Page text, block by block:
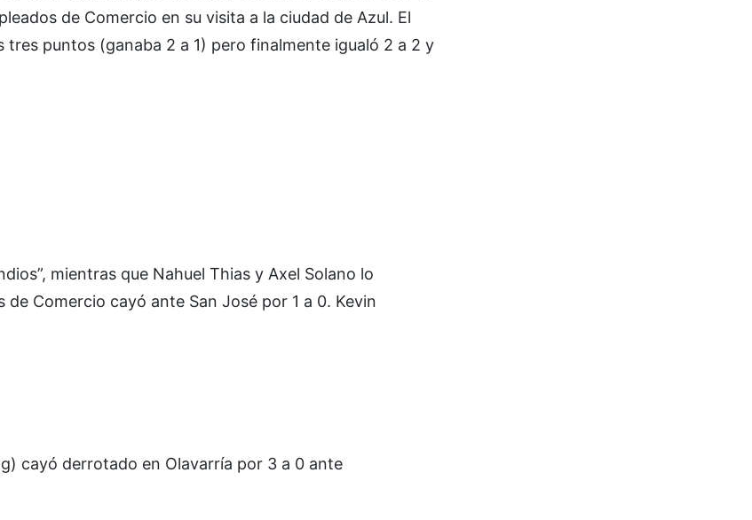
de Comercio en su visita a la ciudad de Azul. El
puntos (ganaba 2 a 1) pero finalmente igualó 2 a 2 y
mientras que Nahuel Thias y Axel Solano lo
Comercio cayó ante San José por 1 a 0. Kevin
cayó derrotado en Olavarría por 3 a 0 ante